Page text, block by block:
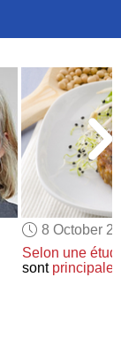
8 October
Selon une
sont